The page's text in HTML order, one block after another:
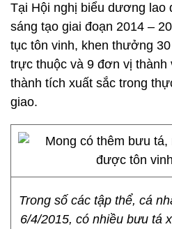
Tại Hội nghị biểu dương lao
sáng tạo giai đoạn 2014 –
tục tôn vinh, khen thưởng
trực thuộc và 9 đơn vị thành
thành tích xuất sắc trong
giao.
Trong số các tập thể, cá
6/4/2015, có nhiều bưu tá